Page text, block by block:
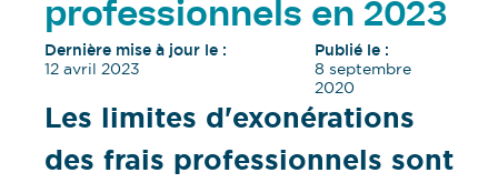
professionnels en 2023
Dernière mise à jour le :
12 avril 2023
Publié le :
8 septembre
2020
Les limites d'exonérations
des frais professionnels sont